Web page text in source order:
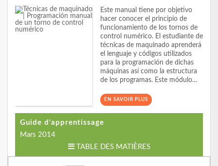
Este manual tiene por objetivo
hacer conocer el principio de
funcionamiento de los tornos de
control numérico. El estudiante de
técnicas de maquinado aprenderá
el lenguaje y códigos utilizados
para la programación de dichas
máquinas así como la estructura
de los programas. Este módulo…
EN SAVOIR PLUS
Guide d'apprentissage
Mars 2014
TABLE DES MATIÈRES